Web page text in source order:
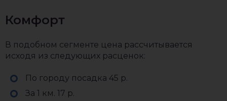
Комфорт
В подобном сегменте цена рассчитывается
исходя из следующих расценок:
По городу посадка 45 р.
За 1 км. 17 р.